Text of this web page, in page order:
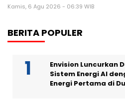
Kamis, 6 Agu 2026 - 06:39 WIB
BERITA POPULER
Envision Luncurkan
Sistem Energi AI
Energi Pertama di